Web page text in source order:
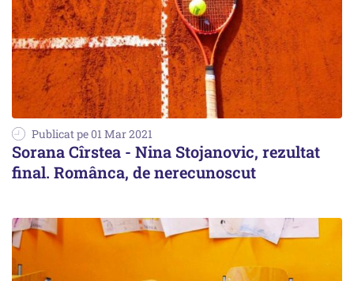
Publicat pe 01 Mar 2021
Sorana Cîrstea - Nina Stojanovic, rezultat
final. Românca, de nerecunoscut